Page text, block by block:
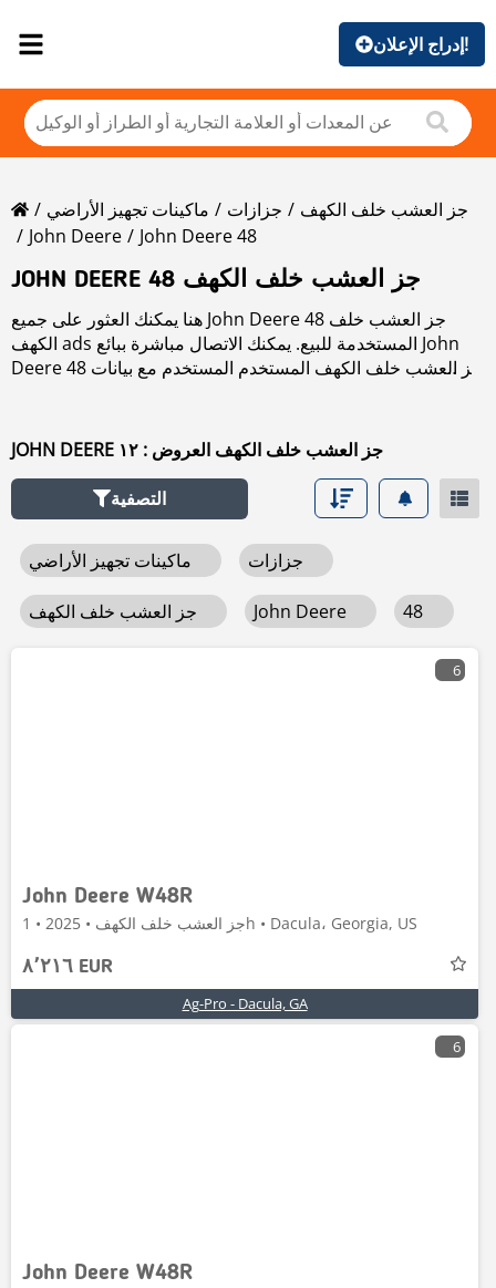
إدراج الإعلان!
ماكينات تجهيز الأراضي جزازات
جز العشب خلف الكهف
John Deere
John Deere 48
JOHN DEERE 48 جز العشب خلف الكهف
هنا يمكنك العثور على جميع John Deere 48 جز العشب خلف
الكهف ads المستخدمة للبيع. يمكنك الاتصال مباشرة ببائع John
Deere 48 جز العشب خلف الكهف المستخدم المستخدم مع بيانات
الماركات.
JOHN DEERE جز العشب خلف الكهف العروض : ١٢
التصفية
John Deere 48
6
John Deere W48R
جز العشب خلف الكهف • 2025 • 1h • Dacula، Georgia, US
٨٬٢١٦ EUR
Ag-Pro - Dacula, GA
6
John Deere W48R